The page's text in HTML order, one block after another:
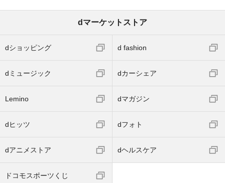
dマーケットストア
dショッピング d fashion
dミュージック dカーシェア
Lemino dマガジン
dヒッツ dフォト
dアニメストア dヘルスケア
ドコモスポーツくじ